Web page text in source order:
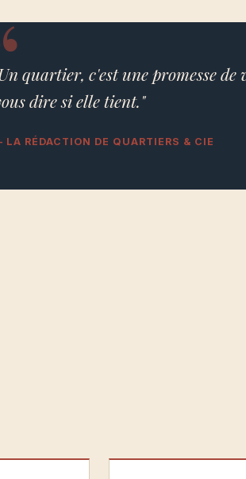
quartier, c'est une promesse de
dire si elle tient."
LA RÉDACTION DE QUARTIERS & CIE